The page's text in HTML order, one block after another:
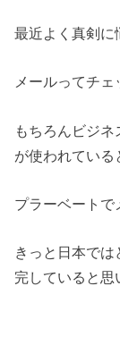
最近よく真剣に
メールってチ
もちろんビジ
が使われている
プラーベートで
きっと日本で
完していると思